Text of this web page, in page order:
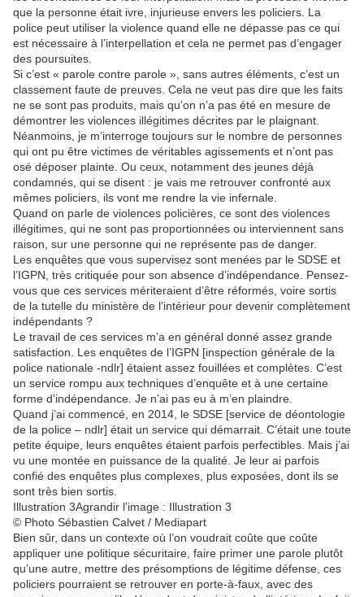
que la personne était ivre, injurieuse envers les policiers. La
police peut utiliser la violence quand elle ne dépasse pas ce qui
est nécessaire à l’interpellation et cela ne permet pas d’engager
des poursuites.
Si c’est « parole contre parole », sans autres éléments, c’est un
classement faute de preuves. Cela ne veut pas dire que les faits
ne se sont pas produits, mais qu’on n’a pas été en mesure de
démontrer les violences illégitimes décrites par le plaignant.
Néanmoins, je m’interroge toujours sur le nombre de personnes
qui ont pu être victimes de véritables agissements et n’ont pas
osé déposer plainte. Ou ceux, notamment des jeunes déjà
condamnés, qui se disent : je vais me retrouver confronté aux
mêmes policiers, ils vont me rendre la vie infernale.
Quand on parle de violences policières, ce sont des violences
illégitimes, qui ne sont pas proportionnées ou interviennent sans
raison, sur une personne qui ne représente pas de danger.
Les enquêtes que vous supervisez sont menées par le SDSE et
l’IGPN, très critiquée pour son absence d’indépendance. Pensez-
vous que ces services mériteraient d’être réformés, voire sortis
de la tutelle du ministère de l’intérieur pour devenir complètement
indépendants ?
Le travail de ces services m’a en général donné assez grande
satisfaction. Les enquêtes de l’IGPN [inspection générale de la
police nationale -ndlr] étaient assez fouillées et complètes. C’est
un service rompu aux techniques d’enquête et à une certaine
forme d’indépendance. Je n’ai pas eu à m’en plaindre.
Quand j’ai commencé, en 2014, le SDSE [service de déontologie
de la police – ndlr] était un service qui démarrait. C’était une toute
petite équipe, leurs enquêtes étaient parfois perfectibles. Mais j’ai
vu une montée en puissance de la qualité. Je leur ai parfois
confié des enquêtes plus complexes, plus exposées, dont ils se
sont très bien sortis.
Illustration 3Agrandir l’image : Illustration 3
© Photo Sébastien Calvet / Mediapart
Bien sûr, dans un contexte où l’on voudrait coûte que coûte
appliquer une politique sécuritaire, faire primer une parole plutôt
qu’une autre, mettre des présomptions de légitime défense, ces
policiers pourraient se retrouver en porte-à-faux, avec des